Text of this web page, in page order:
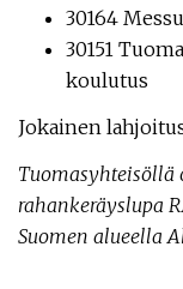
30164
30151
koulutus
Jokainen
rahankeräyslupa
Suomen alueella